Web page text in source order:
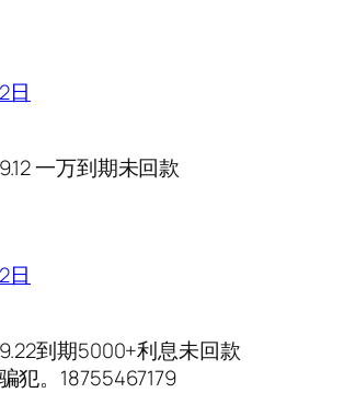
日
一万到期未回款
日
到期5000+利息未回款
犯。18755467179